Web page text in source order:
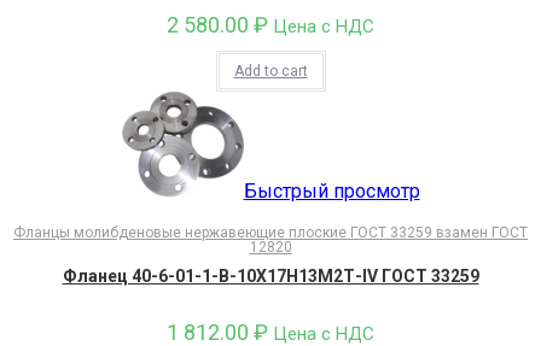
2 580.00 ₽ Цена с НДС
Add to cart
Быстрый просмотр
Фланцы молибденовые нержавеющие плоские ГОСТ 33259 взамен ГОСТ
12820
Фланец 40-6-01-1-В-10Х17Н13М2Т-IV ГОСТ 33259
1 812.00 ₽ Цена с НДС